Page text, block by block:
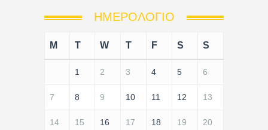
ΗΜΕΡΟΛΌΓΙΟ
M T W T F S S
1 2 3 4 5 6
7 8 9 10 11 12 13
14 15 16 17 18 19 20